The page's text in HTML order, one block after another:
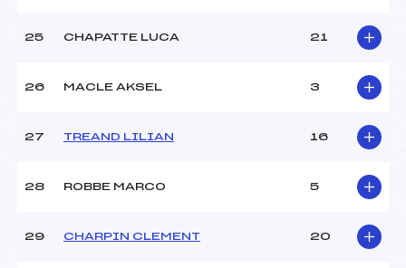
25 CHAPATTE LUCA 21
26 MACLE AKSEL 3
27 TREAND LILIAN 16
28 ROBBE MARCO 5
29 CHARPIN CLEMENT 20